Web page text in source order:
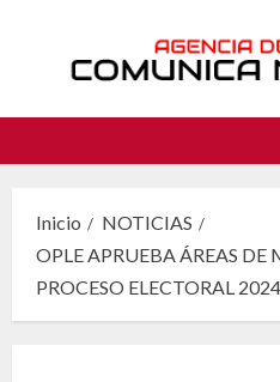
contenido
Inicio
NOTICIAS
OPLE APRUEBA ÁREAS
PROCESO ELECTORAL